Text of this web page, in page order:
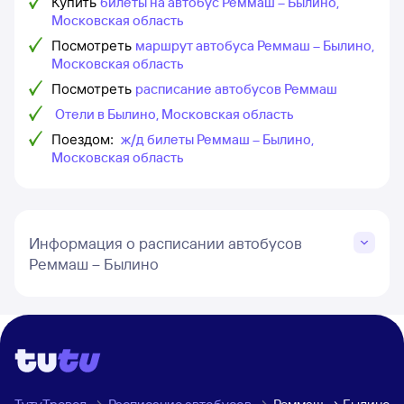
Московская область
Посмотреть маршрут автобуса Реммаш – Былино,
Московская область
Посмотреть расписание автобусов Реммаш
Отели в Былино, Московская область
Поездом: ж/д билеты Реммаш – Былино,
Московская область
Информация о расписании автобусов
Реммаш – Былино